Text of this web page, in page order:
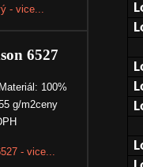
- vice...
6527
100%
g/m2ceny
- vice...